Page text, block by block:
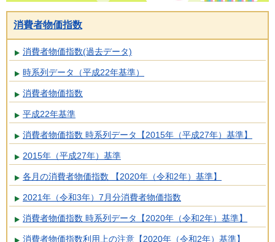
消費者物価指数
消費者物価指数(過去データ)
時系列データ（平成22年基準）
消費者物価指数
平成22年基準
消費者物価指数 時系列データ【2015年（平成27年）基準】
2015年（平成27年）基準
各月の消費者物価指数 【2020年（令和2年）基準】
2021年（令和3年）7月分消費者物価指数
消費者物価指数 時系列データ【2020年（令和2年）基準】
消費者物価指数利用上の注意【2020年（令和2年）基準】